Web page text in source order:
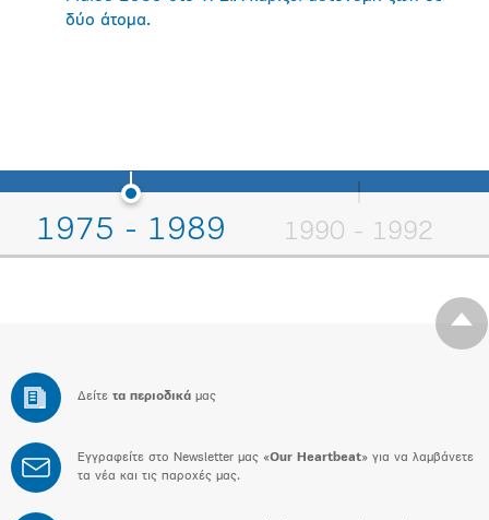
δύο άτομα.
1975 - 1989 1990 - 1992
Δείτε τα περιοδικά μας
Εγγραφείτε στο Newsletter μας «Our Heartbeat» για να λαμβάνετε
τα νέα και τις παροχές μας.